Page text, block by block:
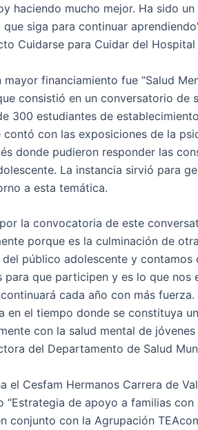
haciendo mucho mejor. Ha sido
siga para continuar
Cuidarse para Cuidar del Hospital
financiamiento fue “Salud
consistió en un conversatorio de
300 estudiantes de
contó con las exposiciones de la
donde pudieron responder las
La instancia sirvió para
a esta temática.
la convocatoria de este
porque es la culminación de
público adolescente y contamos
que participen y es lo que nos
cada año con más
en el tiempo donde se constituya
con la salud mental de
del Departamento de Salud
el Cesfam Hermanos Carrera de
“Estrategia de apoyo a familias
conjunto con la Agrupación